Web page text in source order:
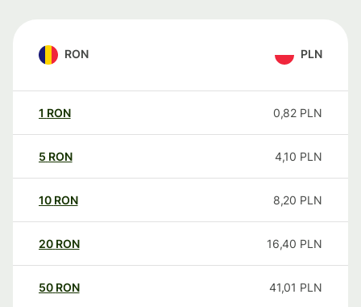
RON PLN
1 RON 0,82 PLN
5 RON 4,10 PLN
10 RON 8,20 PLN
20 RON 16,40 PLN
50 RON 41,01 PLN